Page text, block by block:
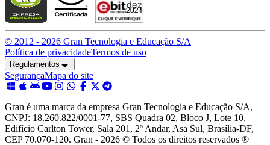
© 2012 - 2026 Gran Tecnologia e Educação S/A
Política de privacidadeTermos de uso
Regulamentos
SegurançaMapa do site
Gran é uma marca da empresa Gran Tecnologia e Educação S/A,
CNPJ: 18.260.822/0001-77, SBS Quadra 02, Bloco J, Lote 10,
Edifício Carlton Tower, Sala 201, 2º Andar, Asa Sul, Brasília-DF,
CEP 70.070-120. Gran - 2026 © Todos os direitos reservados ®